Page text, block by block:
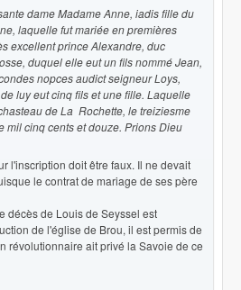
dame Madame Anne, iadis fille du
laquelle fut mariée en premières
excellent prince Alexandre, duc
duquel elle eut un fils nommé Jean,
nopces audict seigneur Loys,
luy eut cinq fils et une fille. Laquelle
de La Rochette, le treiziesme
mil cinq cents et douze. Prions Dieu
l'inscription doit être faux. Il ne devait
le contrat de mariage de ses père
décès de Louis de Seyssel est
de l'église de Brou, il est permis de
révolutionnaire ait privé la Savoie de ce